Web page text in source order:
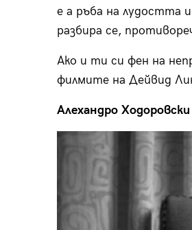
е а ръба на лудостта
разбира се,
Ако и ти си фен на
филмите на Дейвид
Алехандро Ходоровски